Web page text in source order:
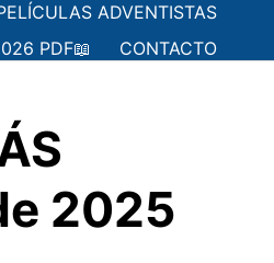
ADVENTISTAS
PDF📖 CONTACTO
2025